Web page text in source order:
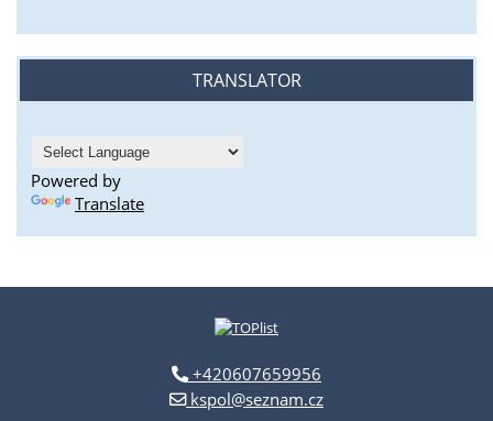
TRANSLATOR
Powered by
Translate
+420607659956
kspol@seznam.cz